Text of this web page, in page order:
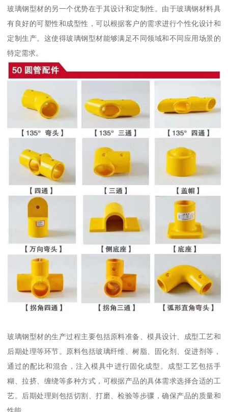
玻璃钢型材的另一个优势在于其设计和定制性。由于玻璃钢材料具
有良好的可塑性和成型性，可以根据客户的需求进行个性化设计和
定制生产。这使得玻璃钢型材能够满足不同领域和不同应用场景的
特定需求。
玻璃钢型材的生产过程主要包括原料准备、模具设计、成型工艺和
后期处理等环节。原料包括玻璃纤维、树脂、固化剂、促进剂等，
通过的配比和混合，注入模具中进行固化成型。成型工艺包括手
糊、拉挤、缠绕等多种方式，可根据产品的具体需求选择合适的工
艺。后期处理则包括切割、打磨、检验等步骤，确保产品的质量和
性能。